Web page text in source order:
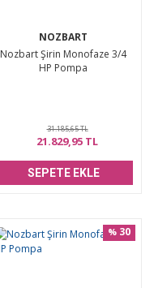
NOZBART
Nozbart Şirin Monofaze 3/4
HP Pompa
31.185,65 TL
21.829,95 TL
SEPETE EKLE
% 30